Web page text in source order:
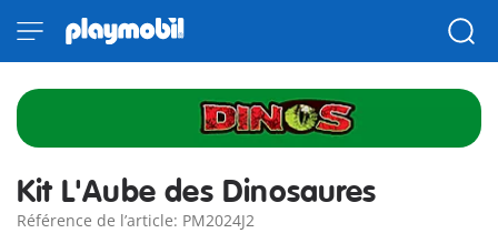
Kit L'Aube des Dinosaures
Référence de l’article: PM2024J2